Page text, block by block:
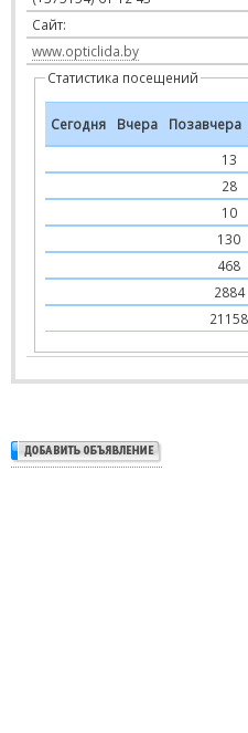
Сайт:
www.opticlida.by
Статистика посещений
Сегодня Вчера Позавчера
13
28
10
130
468
2884
21158